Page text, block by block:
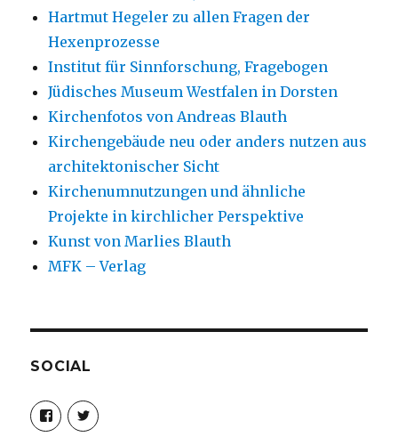
Hartmut Hegeler zu allen Fragen der
Hexenprozesse
Institut für Sinnforschung, Fragebogen
Jüdisches Museum Westfalen in Dorsten
Kirchenfotos von Andreas Blauth
Kirchengebäude neu oder anders nutzen aus
architektonischer Sicht
Kirchenumnutzungen und ähnliche
Projekte in kirchlicher Perspektive
Kunst von Marlies Blauth
MFK – Verlag
SOCIAL
Profil
von
christoph.fleischer1
Profil
von